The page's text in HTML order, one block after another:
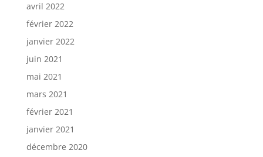
avril 2022
février 2022
janvier 2022
juin 2021
mai 2021
mars 2021
février 2021
janvier 2021
décembre 2020